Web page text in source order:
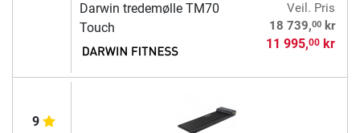
Darwin tredemølle TM70
Touch
Veil. Pris
18 739,00kr
11 995,00kr
9